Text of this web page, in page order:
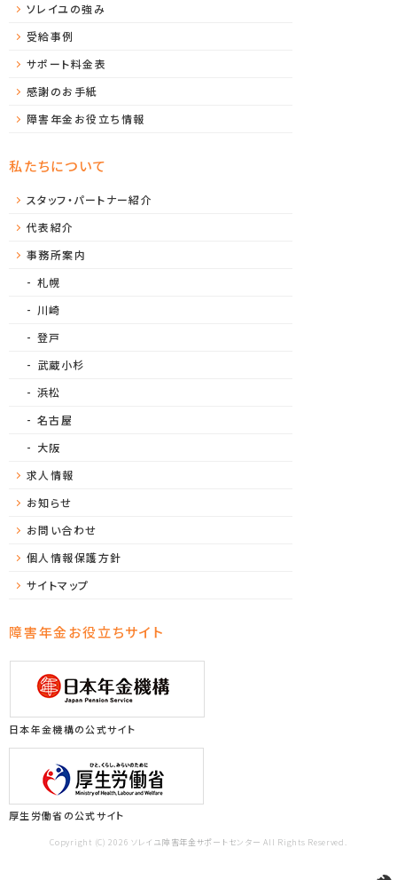
ソレイユの強み
受給事例
サポート料金表
感謝のお手紙
障害年金お役立ち情報
私たちについて
スタッフ・パートナー紹介
代表紹介
事務所案内
札幌
川崎
登戸
武蔵小杉
浜松
名古屋
大阪
求人情報
お知らせ
お問い合わせ
個人情報保護方針
サイトマップ
障害年金お役立ちサイト
日本年金機構の公式サイト
厚生労働省の公式サイト
Copyright (C) 2026 ソレイユ障害年金サポートセンター All Rights Reserved.